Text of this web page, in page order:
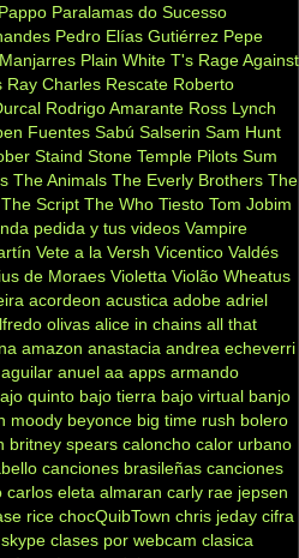
Pappo Paralamas do Sucesso
Pedro Elías Gutiérrez Pepe
Plain White T's Rage Against
Ray Charles Rescate Roberto
Rodrigo Amarante Ross Lynch
Fuentes Sabú Salserin Sam Hunt
Staind Stone Temple Pilots Sum
The Animals The Everly Brothers The
The Script The Who Tiesto Tom Jobim
pedida y tus videos Vampire
Vete a la Versh Vicentico Valdés
de Moraes Violetta Violão Wheatus
acordeon acustica adobe adriel
olivas alice in chains all that
amazon anastacia andrea echeverri
anuel aa apps armando
quinto bajo tierra bajo virtual banjo
moody beyonce big time rush bolero
britney spears caloncho calor urbano
canciones brasileñas canciones
carlos eleta almaran carly rae jepsen
rice chocQuibTown chris jeday cifra
clases por webcam clasica